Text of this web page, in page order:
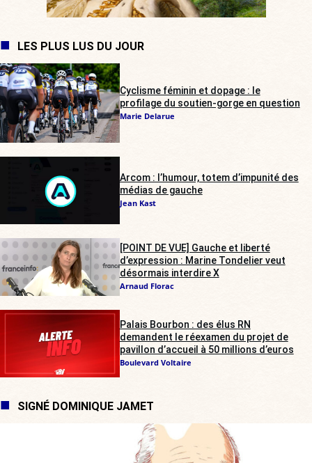
LES PLUS LUS DU JOUR
Cyclisme féminin et dopage : le
profilage du soutien-gorge en question
Marie Delarue
Arcom : l’humour, totem d’impunité des
médias de gauche
Jean Kast
[POINT DE VUE] Gauche et liberté
d’expression : Marine Tondelier veut
désormais interdire X
Arnaud Florac
Palais Bourbon : des élus RN
demandent le réexamen du projet de
pavillon d’accueil à 50 millions d’euros
Boulevard Voltaire
SIGNÉ DOMINIQUE JAMET